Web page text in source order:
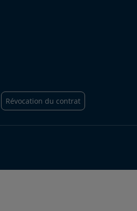
Révocation du contrat